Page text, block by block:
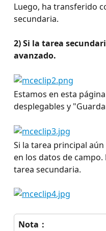
Luego, ha transferido
secundaria.
2) Si la tarea
avanzado.
Estamos en esta
desplegables y
Si la tarea principal
en los datos de
tarea secundaria.
Nota：